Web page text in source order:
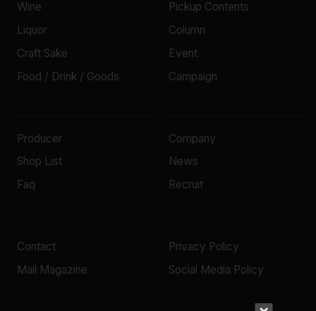
Wine
Liquor
Craft Sake
Food / Drink / Goods
Pickup Contents
Column
Event
Campaign
Producer
Shop List
Faq
Company
News
Recruit
Contact
Mail Magazine
Privacy Policy
Social Media Policy